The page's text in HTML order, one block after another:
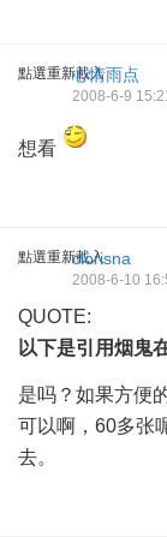
點選重新載入心情雨点
2008-6-9
想看
點選重新載入
clorisna
2008-6-10
QUOTE:
以下是引用烟鬼
是吗？如果方便
可以啊，60多张
去。